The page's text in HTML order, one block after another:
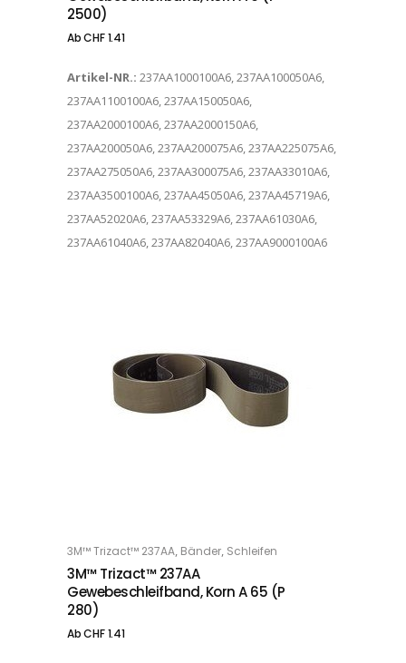
2500)
AbCHF1.41
Artikel-NR.: 237AA1000100A6, 237AA100050A6,
237AA1100100A6, 237AA150050A6,
237AA2000100A6, 237AA2000150A6,
237AA200050A6, 237AA200075A6, 237AA225075A6,
237AA275050A6, 237AA300075A6, 237AA33010A6,
237AA3500100A6, 237AA45050A6, 237AA45719A6,
237AA52020A6, 237AA53329A6, 237AA61030A6,
237AA61040A6, 237AA82040A6, 237AA9000100A6
OPTIONS
3M™ Trizact™ 237AA, Bänder, Schleifen
3M™ Trizact™ 237AA
Gewebeschleifband, Korn A 65 (P
280)
AbCHF1.41